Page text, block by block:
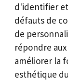
d'identifier
défauts de
de
répondre
améliorer la
esthétique